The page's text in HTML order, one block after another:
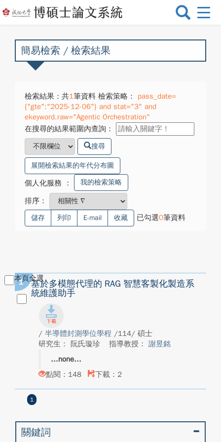
選
換
簡易檢索 / 檢索結果
檢索結果：共1筆資料 檢索策略：
pass_date=
{"gte":"2025-12-06"} and stat="3" and
ekeyword.raw="Agentic Orchestration"
在搜尋的結果範圍內查詢：
搜尋
展開檢索結果的年代分布圖
個人化服務 ： 我的檢索策略
排序：
儲存 列印 E-mail 收藏 已勾選0筆資料
本頁全選
1
基於多模態代理的 RAG 智慧客製化製造系
統維護助手
/ 半導體封測學位學程 /114/ 碩士
研究生： 阮氏璇珍
指導教授： 謝昱銘
none
點閱：148
下載：2
1
關鍵詞